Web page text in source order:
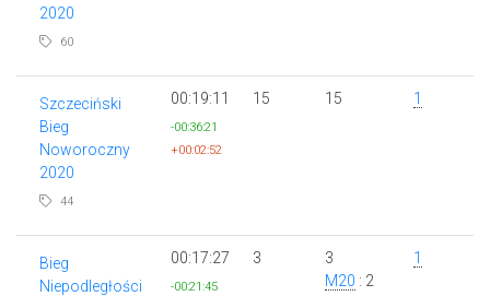
2020
60
Szczeciński
Bieg
Noworoczny
2020
44
00:19:11
-00:36:21
+00:02:52
15 15 1
Bieg
Niepodległości
00:17:27
-00:21:45
3
3
M20 : 2
1